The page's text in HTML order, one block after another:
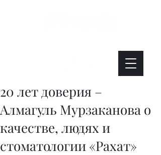
20 лет доверия –
Алмагуль Мурзаканова о
качестве, людях и
стоматологии «Рахат»